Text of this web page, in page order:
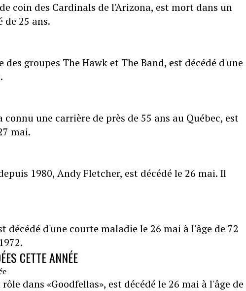
coin des Cardinals de l'Arizona, est mort dans un
25 ans.
groupes The Hawk et The Band, est décédé d'une
une carrière de près de 55 ans au Québec, est
mai.
1980, Andy Fletcher, est décédé le 26 mai. Il
décédé d'une courte maladie le 26 mai à l'âge de 72
CETTE ANNÉE
dans «Goodfellas», est décédé le 26 mai à l'âge de